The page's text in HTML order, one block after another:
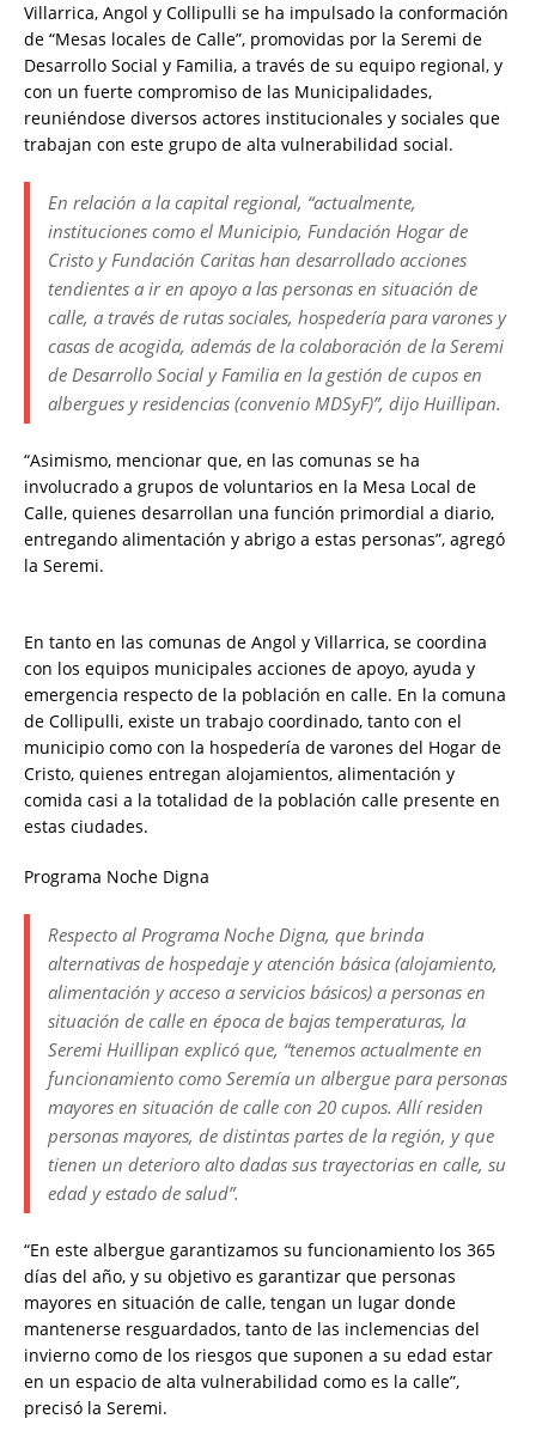
Villarrica, Angol y Collipulli se ha impulsado la conformación
de “Mesas locales de Calle”, promovidas por la Seremi de
Desarrollo Social y Familia, a través de su equipo regional, y
con un fuerte compromiso de las Municipalidades,
reuniéndose diversos actores institucionales y sociales que
trabajan con este grupo de alta vulnerabilidad social.
En relación a la capital regional, “actualmente,
instituciones como el Municipio, Fundación Hogar de
Cristo y Fundación Caritas han desarrollado acciones
tendientes a ir en apoyo a las personas en situación de
calle, a través de rutas sociales, hospedería para varones y
casas de acogida, además de la colaboración de la Seremi
de Desarrollo Social y Familia en la gestión de cupos en
albergues y residencias (convenio MDSyF)”, dijo Huillipan.
“Asimismo, mencionar que, en las comunas se ha
involucrado a grupos de voluntarios en la Mesa Local de
Calle, quienes desarrollan una función primordial a diario,
entregando alimentación y abrigo a estas personas”, agregó
la Seremi.
En tanto en las comunas de Angol y Villarrica, se coordina
con los equipos municipales acciones de apoyo, ayuda y
emergencia respecto de la población en calle. En la comuna
de Collipulli, existe un trabajo coordinado, tanto con el
municipio como con la hospedería de varones del Hogar de
Cristo, quienes entregan alojamientos, alimentación y
comida casi a la totalidad de la población calle presente en
estas ciudades.
Programa Noche Digna
Respecto al Programa Noche Digna, que brinda
alternativas de hospedaje y atención básica (alojamiento,
alimentación y acceso a servicios básicos) a personas en
situación de calle en época de bajas temperaturas, la
Seremi Huillipan explicó que, “tenemos actualmente en
funcionamiento como Seremía un albergue para personas
mayores en situación de calle con 20 cupos. Allí residen
personas mayores, de distintas partes de la región, y que
tienen un deterioro alto dadas sus trayectorias en calle, su
edad y estado de salud”.
“En este albergue garantizamos su funcionamiento los 365
días del año, y su objetivo es garantizar que personas
mayores en situación de calle, tengan un lugar donde
mantenerse resguardados, tanto de las inclemencias del
invierno como de los riesgos que suponen a su edad estar
en un espacio de alta vulnerabilidad como es la calle”,
precisó la Seremi.